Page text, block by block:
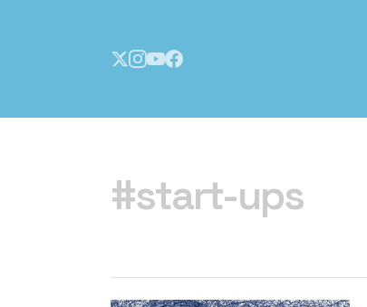
Inicio
Números
#start-ups